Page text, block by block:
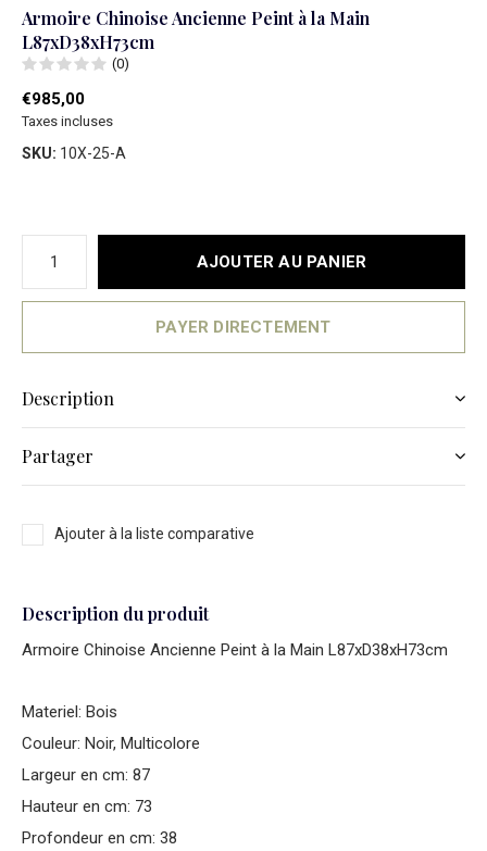
Armoire Chinoise Ancienne Peint à la Main
L87xD38xH73cm
(0)
€985,00
Taxes incluses
SKU: 10X-25-A
AJOUTER AU PANIER
PAYER DIRECTEMENT
Description
Partager
Ajouter à la liste comparative
Description du produit
Armoire Chinoise Ancienne Peint à la Main L87xD38xH73cm
Materiel: Bois
Couleur: Noir, Multicolore
Largeur en cm: 87
Hauteur en cm: 73
Profondeur en cm: 38